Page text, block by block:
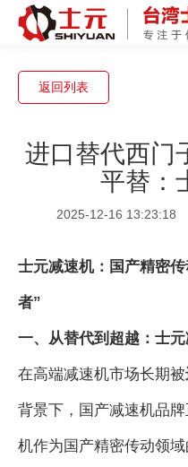
返回列表
进口替代西门
平替：
2025-12-16 13:23:18
士元减速机：国产精密
者”
一、从替代到超越：士
在高端减速机市场长期被
背景下，国产减速机品
机作为国产精密传动领